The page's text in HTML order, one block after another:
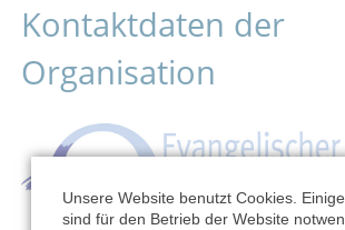
Kontaktdaten der
Organisation
Unsere Website benutzt Cookies.
sind für den Betrieb der Website